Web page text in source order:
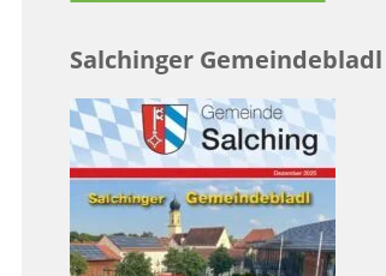
Salchinger Gemeindebladl